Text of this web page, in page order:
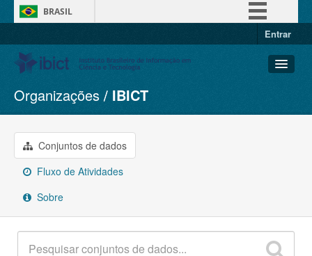
BRASIL
Entrar
Conjuntos de dados
Organizações
Grupos
Sobre
Organizações IBICT
Conjuntos de dados
Fluxo de Atividades
Sobre